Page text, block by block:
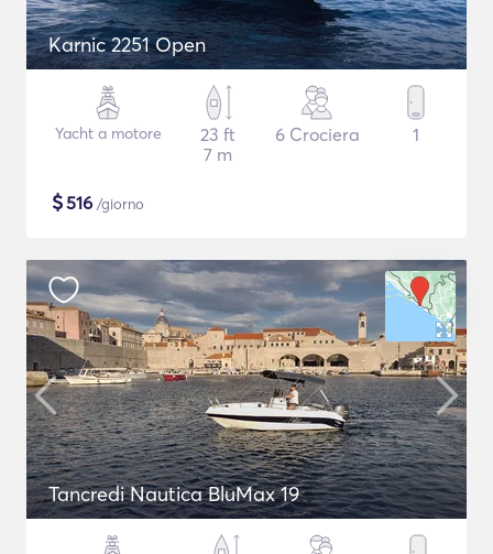
Karnic 2251 Open
Yacht a motore
23 ft
7 m
6 Crociera 1
$516 /giorno
Tancredi Nautica BluMax 19